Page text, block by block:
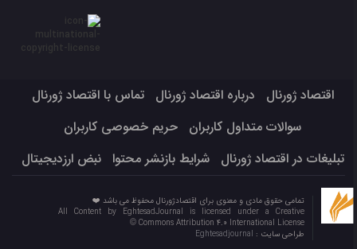
اقتصاد ژورنال درباره اقتصاد ژورنال
تماس با اقتصاد ژورنال
سوالات متداول کاربران
حریم خصوصی کاربران
تبلیغات در اقتصاد ژورنال
شرایط بازنشر محتوا نبض ارزدیجیتال
تمامی حقوق مادی و معنوی برای اقتصادژورنال محفوظ می باشد ❤️
All Content by EghtesadJournal is licensed under a Creative
Commons Attribution 4.0 International License ©️
طراحی سایت :